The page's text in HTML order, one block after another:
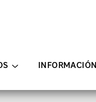
INFORMACIÓN